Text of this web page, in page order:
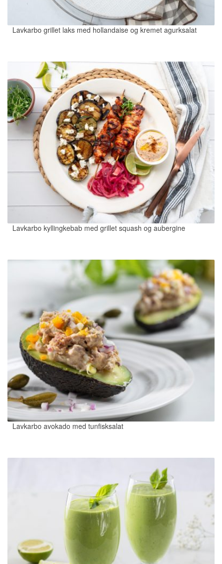
Lavkarbo grillet laks med hollandaise og kremet agurksalat
Lavkarbo kyllingkebab med grillet squash og aubergine
Lavkarbo avokado med tunfisksalat